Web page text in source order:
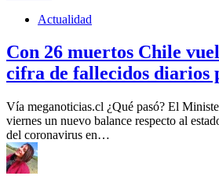
Actualidad
Con 26 muertos Chile
cifra de fallecidos diarios
Vía meganoticias.cl ¿Qué pasó? El
viernes un nuevo balance respecto al
del coronavirus en…